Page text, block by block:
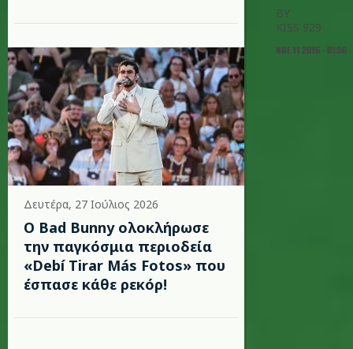
Δευτέρα, 27 Ιούλιος 2026
Ο Bad Bunny ολοκλήρωσε
την παγκόσμια περιοδεία
«Debí Tirar Más Fotos» που
έσπασε κάθε ρεκόρ!
BY
KISS 929
ΝΟΕ 11 2016 - 01:56